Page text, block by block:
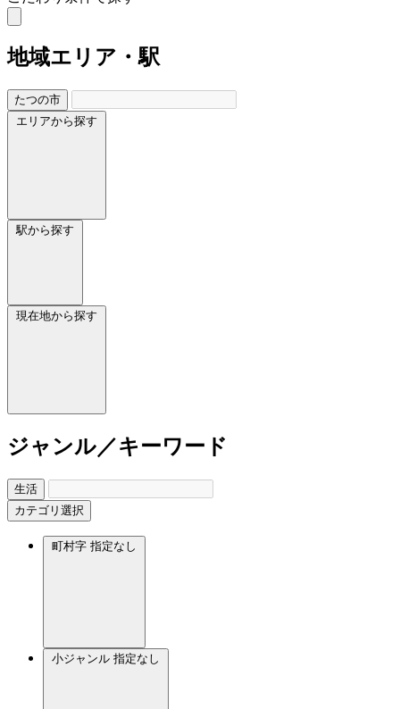
地域エリア・駅
たつの市
エリアから探す
駅から探す
現在地から探す
ジャンル／キーワード
生活
カテゴリ選択
町村字 指定なし
小ジャンル 指定なし